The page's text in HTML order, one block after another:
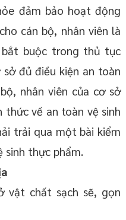
đảm bảo hoạt động
cán bộ, nhân viên là
buộc trong thủ tục
đủ điều kiện an toàn
nhân viên của cơ sở
thức về an toàn vệ sinh
trải qua một bài kiểm
sinh thực phẩm.
vật chất sạch sẽ, gọn